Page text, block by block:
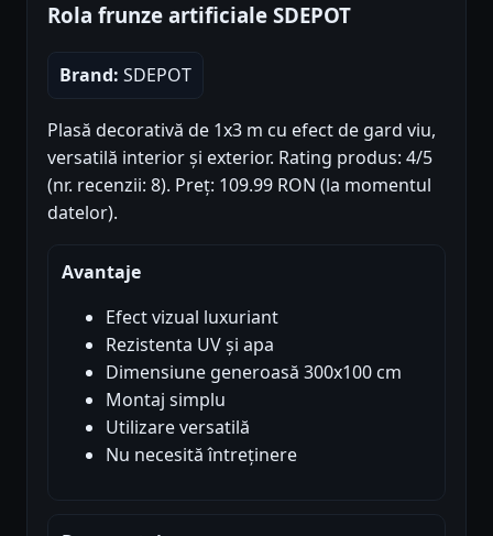
Rola frunze artificiale SDEPOT
Brand: SDEPOT
Plasă decorativă de 1x3 m cu efect de gard viu,
versatilă interior și exterior. Rating produs: 4/5
(nr. recenzii: 8). Preț: 109.99 RON (la momentul
datelor).
Avantaje
Efect vizual luxuriant
Rezistenta UV și apa
Dimensiune generoasă 300x100 cm
Montaj simplu
Utilizare versatilă
Nu necesită întreținere